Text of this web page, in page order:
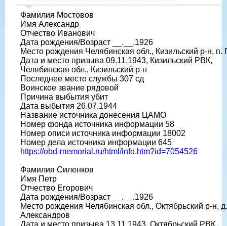
Фамилия Мостовов
Имя Александр
Отчество Иванович
Дата рождения/Возраст __.__.1926
Место рождения Челябинская обл., Кизильский р-н, п.
Дата и место призыва 09.11.1943, Кизильский РВК,
Челябинская обл., Кизильский р-н
Последнее место службы 307 сд
Воинское звание рядовой
Причина выбытия убит
Дата выбытия 26.07.1944
Название источника донесения ЦАМО
Номер фонда источника информации 58
Номер описи источника информации 18002
Номер дела источника информации 645
https://obd-memorial.ru/html/info.htm?id=7054526
Фамилия Силенков
Имя Петр
Отчество Егорович
Дата рождения/Возраст __.__.1926
Место рождения Челябинская обл., Октябрьский р-н, д.
Александров
Дата и место призыва 13.11.1943, Октябрьский РВК,